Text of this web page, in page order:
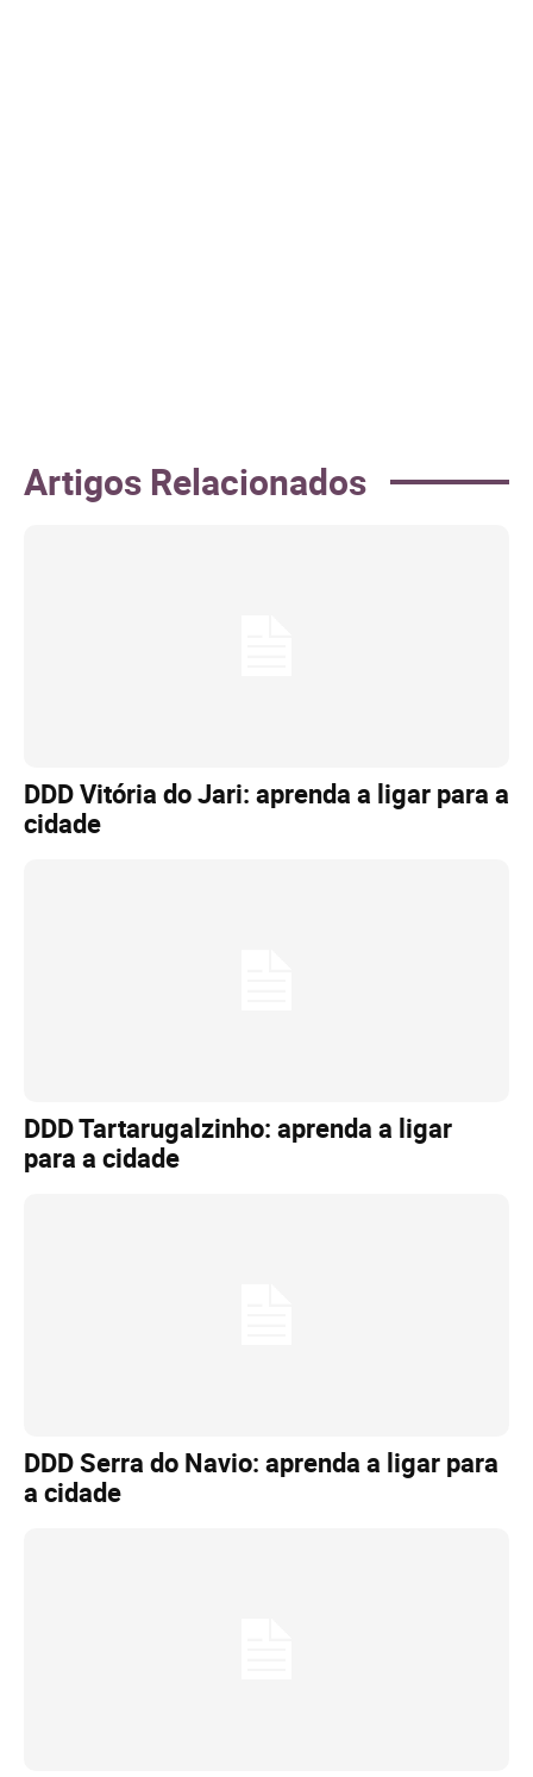
Artigos Relacionados
DDD Vitória do Jari: aprenda a ligar para a
cidade
DDD Tartarugalzinho: aprenda a ligar
para a cidade
DDD Serra do Navio: aprenda a ligar para
a cidade